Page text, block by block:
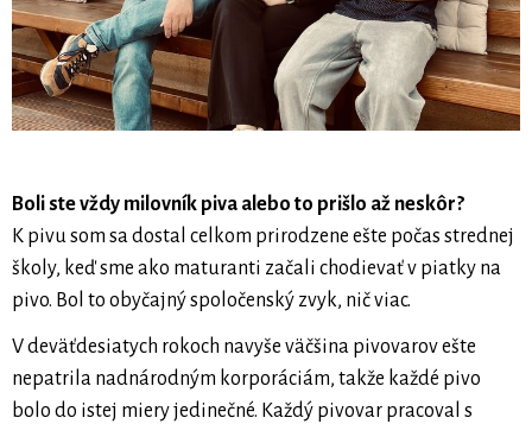
Boli ste vždy milovník piva alebo to prišlo až neskôr?
K pivu som sa dostal celkom prirodzene ešte počas strednej
školy, keď sme ako maturanti začali chodievať v piatky na
pivo. Bol to obyčajný spoločenský zvyk, nič viac.
V deväťdesiatych rokoch navyše väčšina pivovarov ešte
nepatrila nadnárodným korporáciám, takže každé pivo
bolo do istej miery jedinečné. Každý pivovar pracoval s